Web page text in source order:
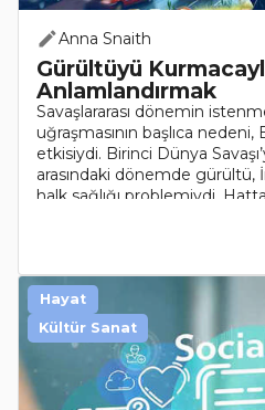
Anna Snaith
Gürültüyü
Anlamlandırmak
Savaşlararası dönemin
uğraşmasının başlıca nedeni,
etkisiydi. Birinci Dünya
arasındaki dönemde
halk sağlığı problemiydi.
Hayat
Kültür Sanat